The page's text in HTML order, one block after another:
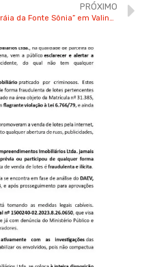
PRÓXIMO
“Arráia da Fonte Sônia” em Valinhos reuniu 3.500 visitantes